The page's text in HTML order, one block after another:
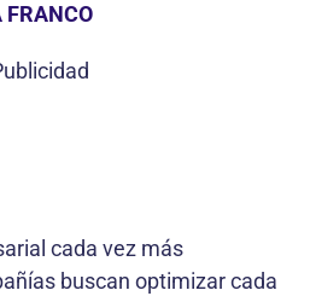
FRANCO
cada vez más
buscan optimizar cada